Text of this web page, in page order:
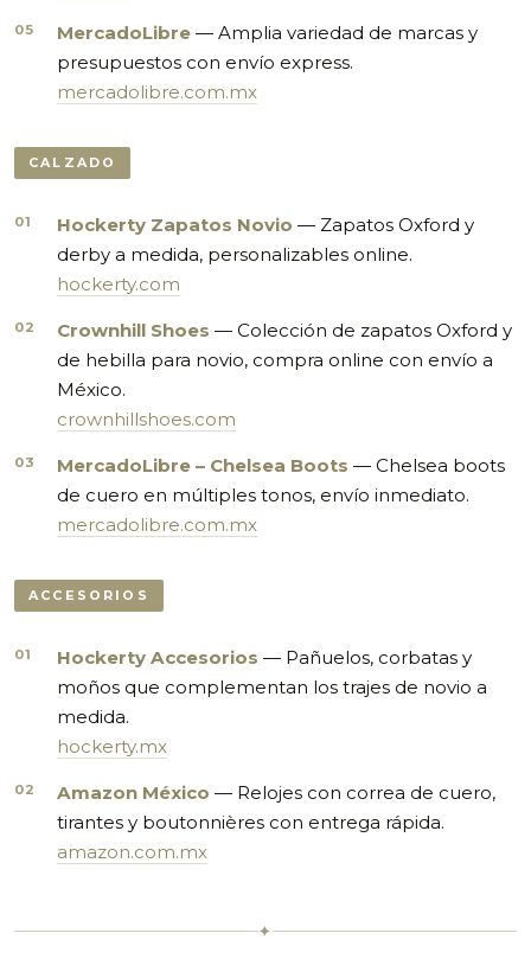
MercadoLibre — Amplia variedad de marcas y
presupuestos con envío express.
mercadolibre.com.mx
CALZADO
Hockerty Zapatos Novio — Zapatos Oxford y
derby a medida, personalizables online.
hockerty.com
Crownhill Shoes — Colección de zapatos Oxford y
de hebilla para novio, compra online con envío a
México.
crownhillshoes.com
MercadoLibre – Chelsea Boots — Chelsea boots
de cuero en múltiples tonos, envío inmediato.
mercadolibre.com.mx
ACCESORIOS
Hockerty Accesorios — Pañuelos, corbatas y
moños que complementan los trajes de novio a
medida.
hockerty.mx
Amazon México — Relojes con correa de cuero,
tirantes y boutonnières con entrega rápida.
amazon.com.mx
✦